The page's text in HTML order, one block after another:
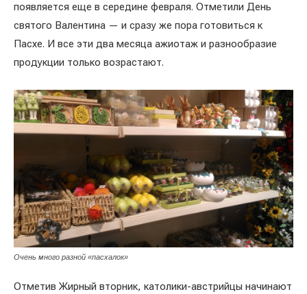
появляется еще в середине февраля. Отметили День
святого Валентина — и сразу же пора готовиться к
Пасхе. И все эти два месяца ажиотаж и разнообразие
продукции только возрастают.
Очень много разной «пасхалок»
Отметив Жирный вторник, католики-австрийцы начинают